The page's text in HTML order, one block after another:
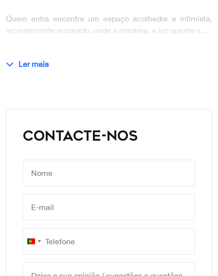
Quem entra encontra um espaço acolhedor e intimista,
recentemente renovado, onde a madeira, a luz quente e…
Ler mais
CONTACTE-NOS
Portugal
+351